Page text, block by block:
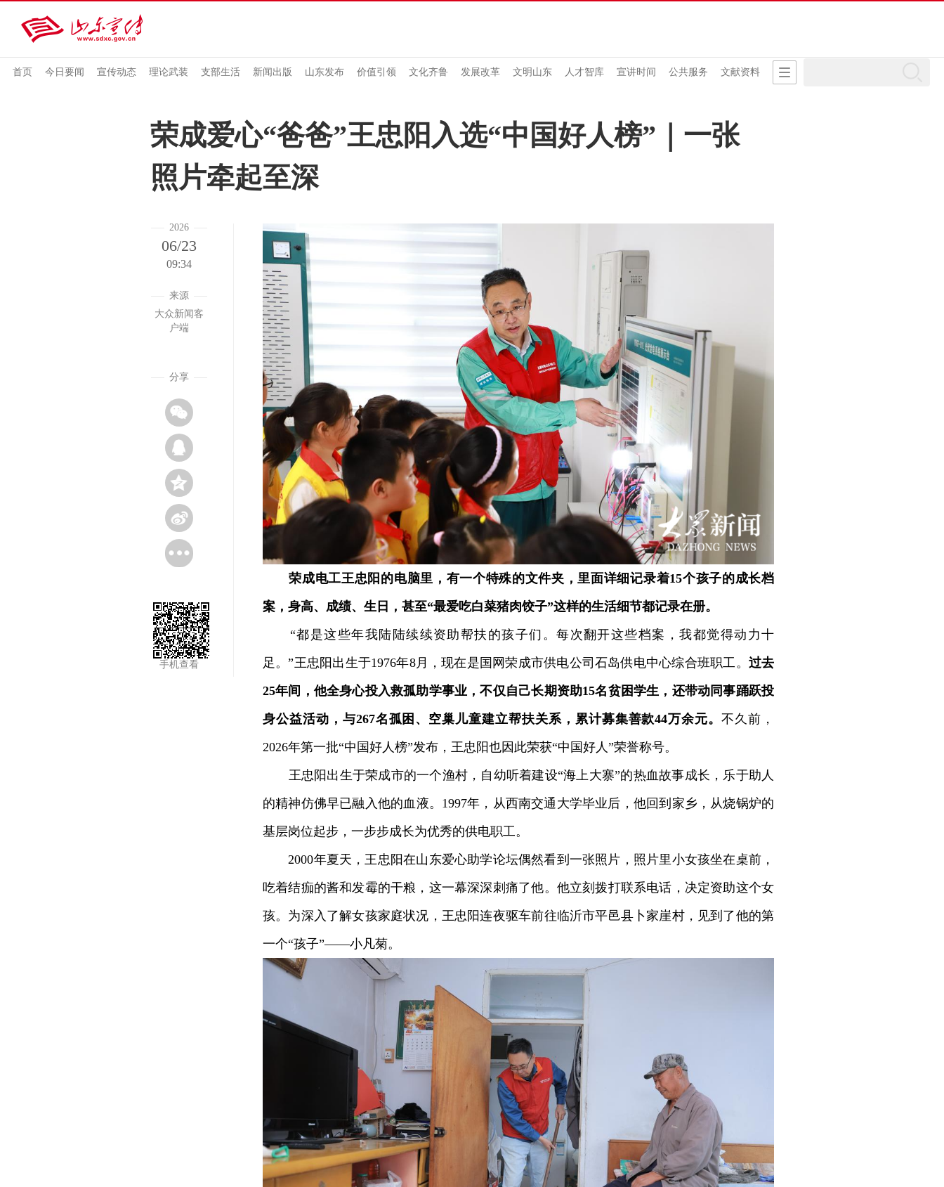
首页 今日要闻 宣传动态 理论武装 支部生活 新闻出版 山东发布 价值引领 文化齐鲁 发展改革 文明山东 人才智库 宣讲时间 公共服务 文献资料
荣成爱心“爸爸”王忠阳入选“中国好人榜”｜一张
照片牵起至深
2026
06/23
09:34
来源
大众新闻客
户端
分享
手机查看
荣成电工王忠阳的电脑里，有一个特殊的文件夹，里面详细记录着15个孩子的成长档
案，身高、成绩、生日，甚至“最爱吃白菜猪肉饺子”这样的生活细节都记录在册。
“都是这些年我陆陆续续资助帮扶的孩子们。每次翻开这些档案，我都觉得动力十
足。”王忠阳出生于1976年8月，现在是国网荣成市供电公司石岛供电中心综合班职工。 过去
25年间，他全身心投入救孤助学事业，不仅自己长期资助15名贫困学生，还带动同事踊跃投
身公益活动，与267名孤困、空巢儿童建立帮扶关系，累计募集善款44万余元。不久前，
2026年第一批“中国好人榜”发布，王忠阳也因此荣获“中国好人”荣誉称号。
王忠阳出生于荣成市的一个渔村，自幼听着建设“海上大寨”的热血故事成长，乐于助人
的精神仿佛早已融入他的血液。1997年，从西南交通大学毕业后，他回到家乡，从烧锅炉的
基层岗位起步，一步步成长为优秀的供电职工。
2000年夏天，王忠阳在山东爱心助学论坛偶然看到一张照片，照片里小女孩坐在桌前，
吃着结痂的酱和发霉的干粮，这一幕深深刺痛了他。他立刻拨打联系电话，决定资助这个女
孩。为深入了解女孩家庭状况，王忠阳连夜驱车前往临沂市平邑县卜家崖村，见到了他的第
一个“孩子”——小凡菊。